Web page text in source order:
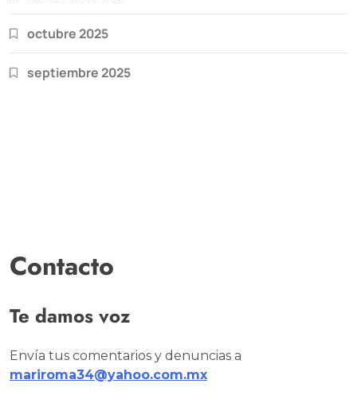
octubre 2025
septiembre 2025
Contacto
Te damos voz
Envía tus comentarios y denuncias a
mariroma34@yahoo.com.mx